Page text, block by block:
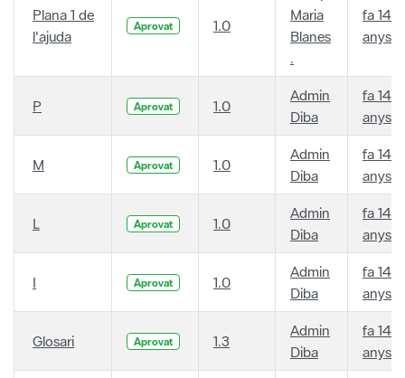
Plana 1 de
l'ajuda
Aprovat 1.0
Maria
Blanes
.
fa 14
anys
P Aprovat 1.0
Admin
Diba
fa 14
anys
M Aprovat 1.0
Admin
Diba
fa 14
anys
L Aprovat 1.0
Admin
Diba
fa 14
anys
I Aprovat 1.0
Admin
Diba
fa 14
anys
Glosari Aprovat 1.3
Admin
Diba
fa 14
anys